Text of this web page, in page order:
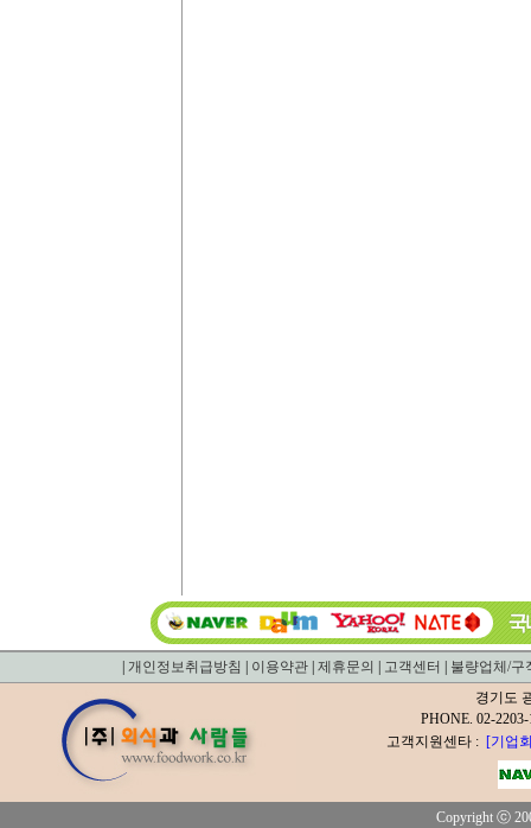
개인정보취급방침 이용약관 제휴문의 고객센터
불량업체/구
경기도
PHONE. 02-
고객지원센타 : [기업
Copyright ⓒ